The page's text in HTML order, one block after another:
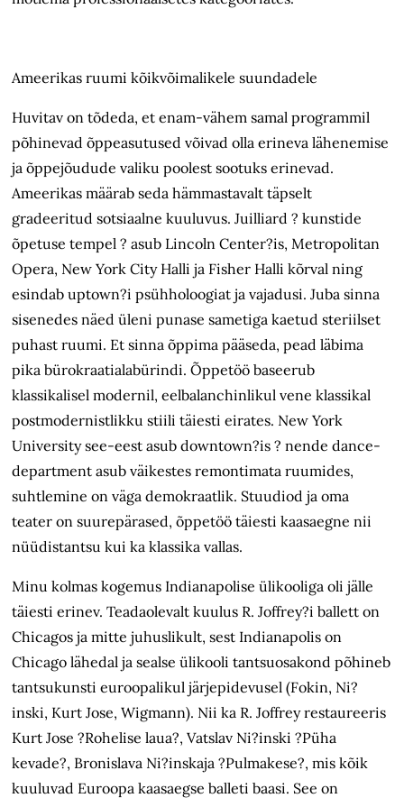
Ameerikas ruumi kõikvõimalikele suundadele
Huvitav on tõdeda, et enam-vähem samal programmil
põhinevad õppeasutused võivad olla erineva lähenemise
ja õppejõudude valiku poolest sootuks erinevad.
Ameerikas määrab seda hämmastavalt täpselt
gradeeritud sotsiaalne kuuluvus. Juilliard ? kunstide
õpetuse tempel ? asub Lincoln Center?is, Metropolitan
Opera, New York City Halli ja Fisher Halli kõrval ning
esindab uptown?i psühholoogiat ja vajadusi. Juba sinna
sisenedes näed üleni punase sametiga kaetud steriilset
puhast ruumi. Et sinna õppima pääseda, pead läbima
pika bürokraatialabürindi. Õppetöö baseerub
klassikalisel modernil, eelbalanchinlikul vene klassikal
postmodernistlikku stiili täiesti eirates. New York
University see-eest asub downtown?is ? nende dance-
department asub väikestes remontimata ruumides,
suhtlemine on väga demokraatlik. Stuudiod ja oma
teater on suurepärased, õppetöö täiesti kaasaegne nii
nüüdistantsu kui ka klassika vallas.
Minu kolmas kogemus Indianapolise ülikooliga oli jälle
täiesti erinev. Teadaolevalt kuulus R. Joffrey?i ballett on
Chicagos ja mitte juhuslikult, sest Indianapolis on
Chicago lähedal ja sealse ülikooli tantsuosakond põhineb
tantsukunsti euroopalikul järjepidevusel (Fokin, Ni?
inski, Kurt Jose, Wigmann). Nii ka R. Joffrey restaureeris
Kurt Jose ?Rohelise laua?, Vatslav Ni?inski ?Püha
kevade?, Bronislava Ni?inskaja ?Pulmakese?, mis kõik
kuuluvad Euroopa kaasaegse balleti baasi. See on